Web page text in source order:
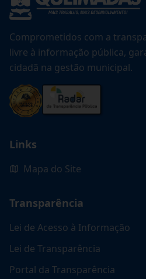
Comprometidos com a
livre à informação pública,
cidadã na gestão municipal.
Links
Mapa do Site
Transparência
Lei de Acesso à Informação
Lei de Transparência
Portal da Transparência